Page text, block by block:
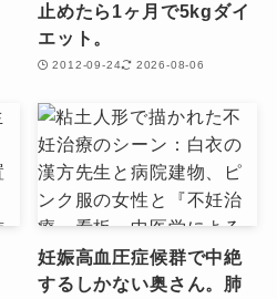
止めたら1ヶ月で5kgダイ
エット。
2012-09-24 2026-08-06
妊娠高血圧症候群で中絶
するしかない奥さん。肺